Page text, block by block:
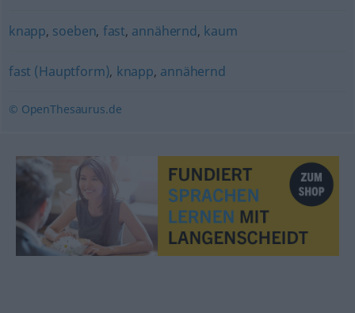
knapp, soeben, fast, annähernd, kaum
fast (Hauptform), knapp, annähernd
© OpenThesaurus.de